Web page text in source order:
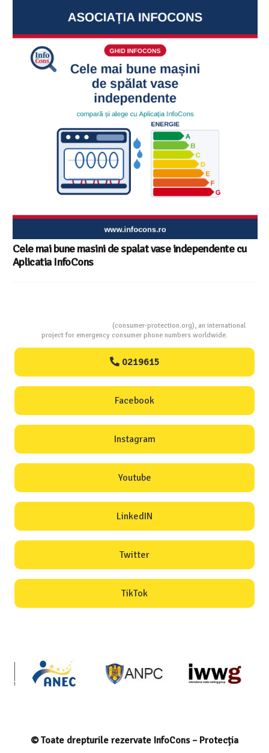
Ghid InfoCons – Cum sa alegi masina de spalat vase
(consumer-protection.org), an international
project for emergency consumer phone numbers worldwide.
0219615
Facebook
Instagram
Youtube
LinkedIN
Twitter
TikTok
© Toate drepturile rezervate InfoCons – Protecția